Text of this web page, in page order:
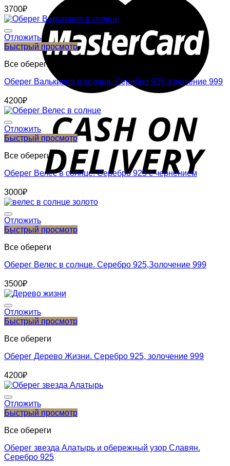
3700₽
Отложить
Быстрый просмотр
Все обереги
Оберег Валькирия в солнце. Серебро 925,золочение 999
4200₽
Отложить
Быстрый просмотр
Все обереги
Оберег Велес в солнце. Серебро 925 с чернением
3000₽
Отложить
Быстрый просмотр
Все обереги
Оберег Велес в солнце. Серебро 925,Золочение 999
3500₽
Отложить
Быстрый просмотр
Все обереги
Оберег Дерево Жизни. Серебро 925, золочение 999
4200₽
Отложить
Быстрый просмотр
Все обереги
Оберег звезда Алатырь и обережный узор Славян.
Серебро 925